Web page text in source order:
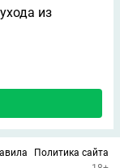
из
Политика сайта